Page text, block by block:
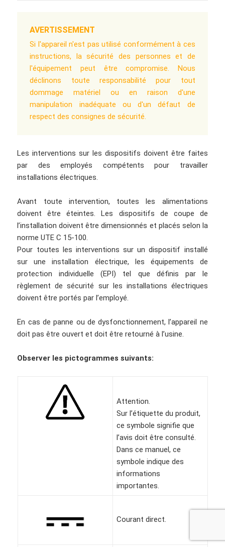
Avertissement
Si l'appareil n'est pas utilisé conformément à ces
instructions, la sécurité des personnes et de
l'équipement peut être compromise. Nous
déclinons toute responsabilité pour tout
dommage matériel ou en raison d'une
manipulation inadéquate ou d'un défaut de
respect des consignes de sécurité.
Les interventions sur les dispositifs doivent être faites
par des employés compétents pour travailler
installations électriques.
Avant toute intervention, toutes les alimentations
doivent être éteintes. Les dispositifs de coupe de
l’installation doivent être dimensionnés et placés selon la
norme UTE C 15-100.
Pour toutes les interventions sur un dispositif installé
sur une installation électrique, les équipements de
protection individuelle (EPI) tel que définis par le
règlement de sécurité sur les installations électriques
doivent être portés par l’employé.
En cas de panne ou de dysfonctionnement, l’appareil ne
doit pas être ouvert et doit être retourné à l’usine.
Observer les pictogrammes suivants:
Attention.
Sur l’étiquette du produit,
ce symbole signifie que
l’avis doit être consulté.
Dans ce manuel, ce
symbole indique des
informations
importantes.
Courant direct.